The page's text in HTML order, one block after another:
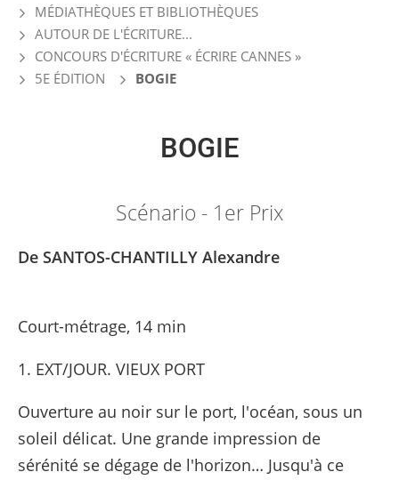
MÉDIATHÈQUES ET BIBLIOTHÈQUES
AUTOUR DE L'ÉCRITURE...
CONCOURS D'ÉCRITURE « ÉCRIRE CANNES »
5E ÉDITION
BOGIE
BOGIE
Scénario - 1er Prix
De SANTOS-CHANTILLY Alexandre
Court-métrage, 14 min
1. EXT/JOUR. VIEUX PORT
Ouverture au noir sur le port, l'océan, sous un
soleil délicat. Une grande impression de
sérénité se dégage de l'horizon… Jusqu'à ce